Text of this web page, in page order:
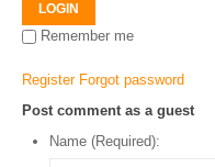
LOGIN
Remember me
Register Forgot password
Post comment as a guest
Name (Required):